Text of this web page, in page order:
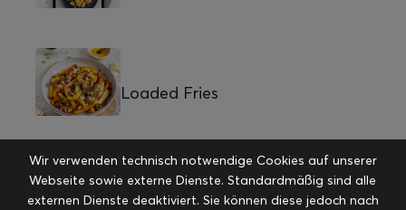
Loaded Fries
QUICKLINKS
Wir verwenden technisch notwendige Cookies auf unserer
Webseite sowie externe Dienste. Standardmäßig sind alle
externen Dienste deaktiviert. Sie können diese jedoch nach